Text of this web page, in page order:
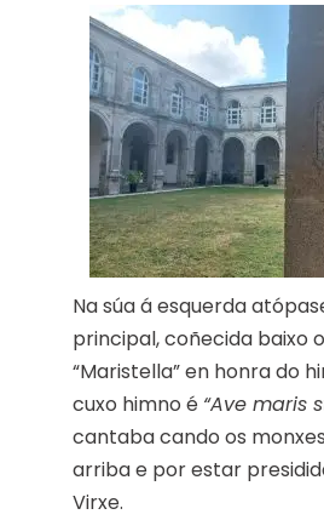
Na súa á esquerda
principal, coñecida baixo
“Maristella” en honra do
cuxo himno é “Ave maris
cantaba cando os
arriba e por estar
Virxe.